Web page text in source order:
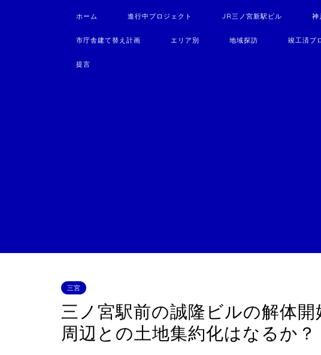
ホーム 進行中プロジェクト JR三ノ宮新駅ビル 神
市庁舎建て替え計画 エリア別 地域探訪 竣工済プ
提言
三宮
三ノ宮駅前の誠隆ビルの解体開
周辺との土地集約化はなるか？